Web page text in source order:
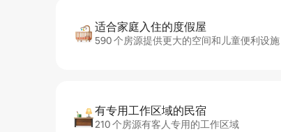
适合家庭入住的度假屋
590 个房源提供更大的空间和儿童便利设施
有专用工作区域的民宿
210 个房源有客人专用的工作区域